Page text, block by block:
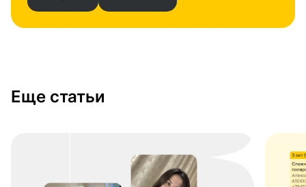
Еще статьи